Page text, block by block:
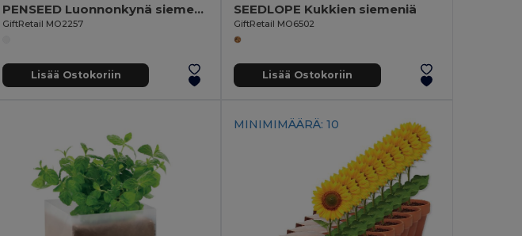
PENSEED Luonnonkynä siemenpussissa
GiftRetail MO2257
Lisää Ostokoriin
SEEDLOPE Kukkien siemeniä
GiftRetail MO6502
Lisää Ostokoriin
MINIMIMÄÄRÄ: 10